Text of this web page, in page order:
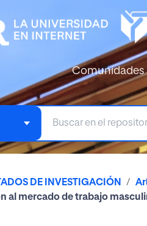
Comunidades
DE INVESTIGACIÓN
al mercado de trabajo